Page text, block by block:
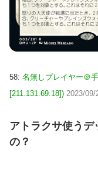
58: 名無しプレイヤー＠
[211.131.69.18]) 2023/
アトラクサ使うデ
の？